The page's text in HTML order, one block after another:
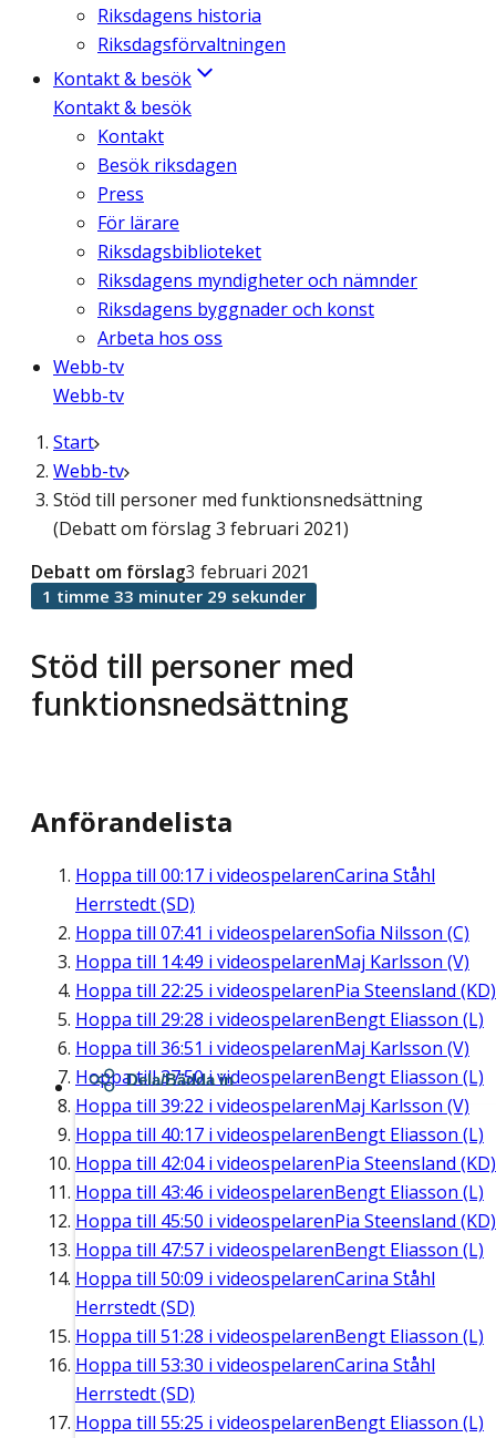
Riksdagens historia
Riksdagsförvaltningen
Kontakt & besök
Kontakt & besök
Kontakt
Besök riksdagen
Press
För lärare
Riksdagsbiblioteket
Riksdagens myndigheter och nämnder
Riksdagens byggnader och konst
Arbeta hos oss
Webb-tv
Webb-tv
Start
Webb-tv
Stöd till personer med funktionsnedsättning
(Debatt om förslag 3 februari 2021)
Stöd till personer med
funktionsnedsättning
Debatt om förslag3 februari 2021
1 timme 33 minuter 29 sekunder
Anförandelista
Hoppa till 00:17 i videospelarenCarina Ståhl
Herrstedt (SD)
Hoppa till 07:41 i videospelarenSofia Nilsson (C)
Hoppa till 14:49 i videospelarenMaj Karlsson (V)
Hoppa till 22:25 i videospelarenPia Steensland (KD)
Hoppa till 29:28 i videospelarenBengt Eliasson (L)
Hoppa till 36:51 i videospelarenMaj Karlsson (V)
Hoppa till37:50i videospelarenBengt Eliasson (L)
Hoppa till 39:22 i videospelarenMaj Karlsson (V)
Hoppa till 40:17 i videospelarenBengt Eliasson (L)
Hoppa till 42:04i videospelarenPia Steensland (KD)
Hoppa till 43:46 i videospelarenBengt Eliasson (L)
Hoppa till 45:50 i videospelarenPia Steensland (KD)
Hoppa till 47:57 i videospelarenBengt Eliasson (L)
Hoppa till 50:09 i videospelarenCarina Ståhl
Herrstedt (SD)
Hoppa till 51:28 i videospelarenBengt Eliasson (L)
Hoppa till 53:30 i videospelarenCarina Ståhl
Herrstedt (SD)
Hoppa till 55:25 i videospelarenBengt Eliasson (L)
Dela/Bädda in